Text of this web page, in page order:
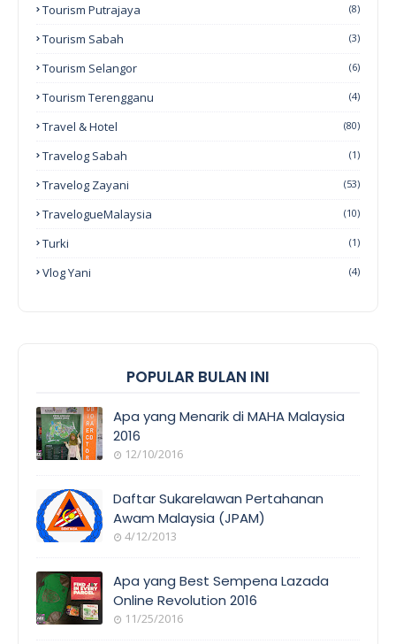
Tourism Putrajaya (8)
Tourism Sabah (3)
Tourism Selangor (6)
Tourism Terengganu (4)
Travel & Hotel (80)
Travelog Sabah (1)
Travelog Zayani (53)
TravelogueMalaysia (10)
Turki (1)
Vlog Yani (4)
POPULAR BULAN INI
COVERAGE
Apa yang Menarik di MAHA Malaysia
2016
12/10/2016
AWAM
Daftar Sukarelawan Pertahanan
Awam Malaysia (JPAM)
4/12/2013
Apa yang Best Sempena Lazada
Online Revolution 2016
11/25/2016